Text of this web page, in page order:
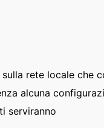
rete locale che
alcuna
serviranno